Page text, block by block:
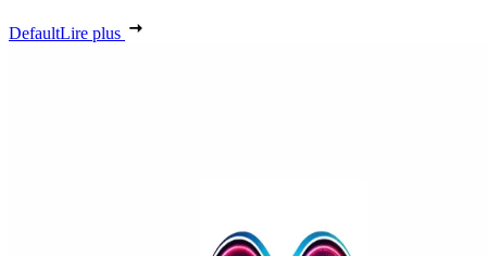
DefaultLire plus